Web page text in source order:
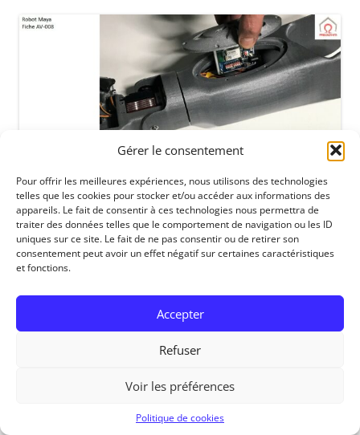
Gérer le consentement
Pour offrir les meilleures expériences, nous utilisons des technologies
telles que les cookies pour stocker et/ou accéder aux informations des
appareils. Le fait de consentir à ces technologies nous permettra de
traiter des données telles que le comportement de navigation ou les ID
uniques sur ce site. Le fait de ne pas consentir ou de retirer son
consentement peut avoir un effet négatif sur certaines caractéristiques
et fonctions.
Accepter
Refuser
Voir les préférences
Politique de cookies